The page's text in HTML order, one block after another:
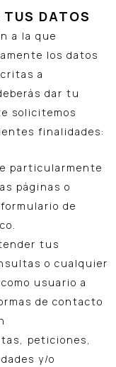
TUS DATOS
a la que
los datos
a
dar tu
solicitemos
finalidades:
particularmente
páginas o
de
tus
o cualquier
usuario a
de contacto
peticiones,
y/o